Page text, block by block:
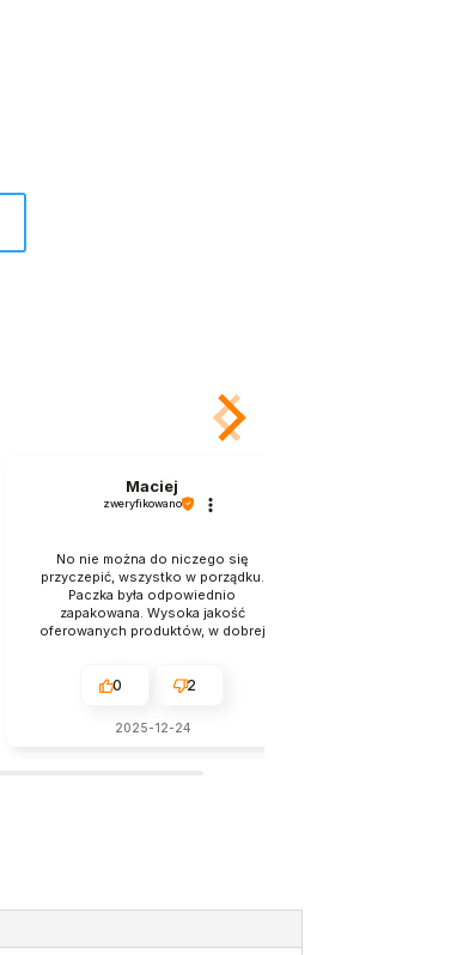
Maciej
zweryfikowano
No nie można do niczego się
przyczepić, wszystko w porządku.
Paczka była odpowiednio
zapakowana. Wysoka jakość
oferowanych produktów, w dobrej
0 2
2025-12-24